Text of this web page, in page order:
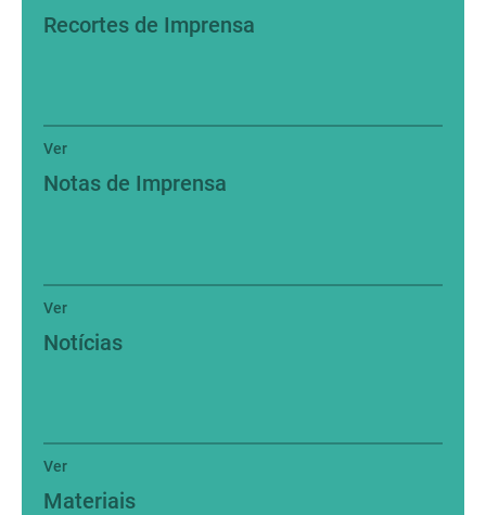
Recortes de Imprensa
Ver
Notas de Imprensa
Ver
Notícias
Ver
Materiais